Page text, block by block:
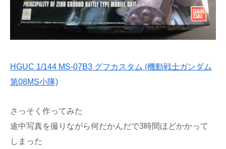
HGUC 1/144 MS-07B3 グフカスタム (機動戦士ガンダム
第08MS小隊)
さっそく作ってみた
途中写真を撮りながら何だかんだで3時間ほどかかって
しまった